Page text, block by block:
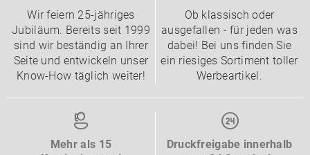
Wir feiern 25-jähriges
Jubiläum. Bereits seit 1999
sind wir beständig an Ihrer
Seite und entwickeln unser
Know-How täglich weiter!
Ob klassisch oder
ausgefallen - für jeden was
dabei! Bei uns finden Sie
ein riesiges Sortiment toller
Werbeartikel.
Mehr als 15
Druckfreigabe innerhalb